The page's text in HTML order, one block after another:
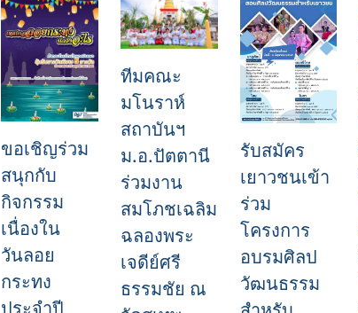
ขอเชิญร่วม
สนุกกับ
กิจกรรม
เนื่องใน
วันลอย
กระทง
ประจำปี
ทีมคณะ
มโนราห์
สถาบันฯ
ม.อ.ปัตตานี
ร่วมงาน
สมโภชเฉลิม
ฉลองพระ
เจดีย์ศรี
ธรรมชัย ณ
รับสมัคร
เยาวชนเข้า
ร่วม
โครงการ
อบรมศิลป
วัฒนธรรม